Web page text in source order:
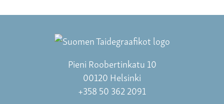
Pieni Roobertinkatu 10
00120 Helsinki
+358 50 362 2091